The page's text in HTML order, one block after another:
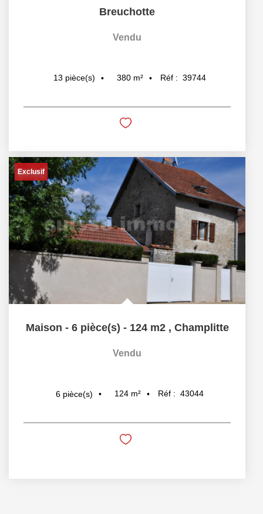
Breuchotte
Vendu
13 pièce(s) 380 m² Réf : 39744
Exclusif
Maison - 6 pièce(s) - 124 m2 , Champlitte
Vendu
6 pièce(s) 124 m² Réf : 43044